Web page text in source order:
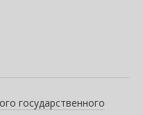
государственного